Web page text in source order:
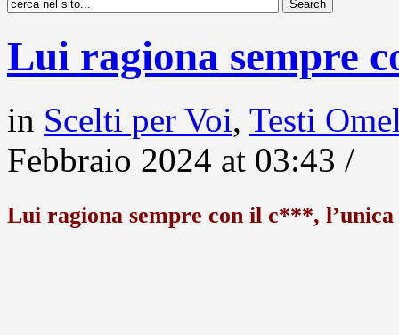
Lui ragiona sempre
in Scelti per Voi, Testi
Febbraio 2024 at 03:43 /
Lui ragiona sempre con il c***, l’unica